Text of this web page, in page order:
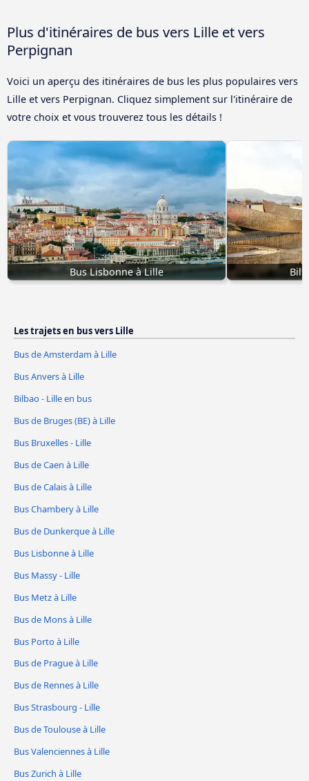
Plus d'itinéraires de bus vers Lille et vers
Perpignan
Voici un aperçu des itinéraires de bus les plus populaires vers
Lille et vers Perpignan. Cliquez simplement sur l'itinéraire de
votre choix et vous trouverez tous les détails !
Bus Lisbonne à Lille
Les trajets en bus vers Lille
Bus de Amsterdam à Lille
Bus Anvers à Lille
Bilbao - Lille en bus
Bus de Bruges (BE) à Lille
Bus Bruxelles - Lille
Bus de Caen à Lille
Bus de Calais à Lille
Bus Chambery à Lille
Bus de Dunkerque à Lille
Bus Lisbonne à Lille
Bus Massy - Lille
Bus Metz à Lille
Bus de Mons à Lille
Bus Porto à Lille
Bus de Prague à Lille
Bus de Rennes à Lille
Bus Strasbourg - Lille
Bus de Toulouse à Lille
Bus Valenciennes à Lille
Bus Zurich à Lille